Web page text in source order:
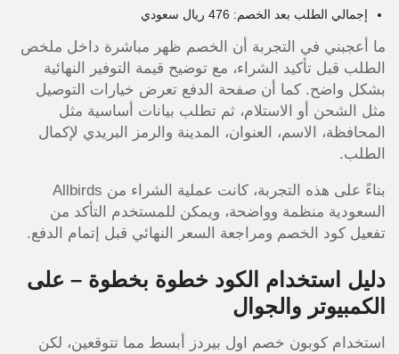
إجمالي الطلب بعد الخصم: 476 ريال سعودي
ما أعجبني في التجربة أن الخصم ظهر مباشرة داخل ملخص
الطلب قبل تأكيد الشراء، مع توضيح قيمة التوفير النهائية
بشكل واضح. كما أن صفحة الدفع تعرض خيارات التوصيل
مثل الشحن أو الاستلام، ثم تطلب بيانات أساسية مثل
المحافظة، الاسم، العنوان، المدينة والرمز البريدي لإكمال
الطلب.
بناءً على هذه التجربة، كانت عملية الشراء من Allbirds
السعودية منظمة وواضحة، ويمكن للمستخدم التأكد من
تفعيل كود الخصم ومراجعة السعر النهائي قبل إتمام الدفع.
دليل استخدام الكود خطوة بخطوة – على
الكمبيوتر والجوال
استخدام كوبون خصم اول بيردز أبسط مما تتوقعين، لكن